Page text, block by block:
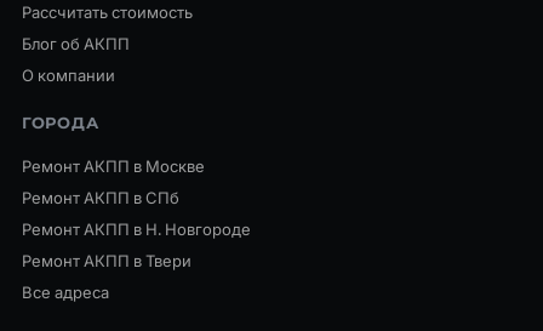
Рассчитать стоимость
Блог об АКПП
О компании
ГОРОДА
Ремонт АКПП в Москве
Ремонт АКПП в СПб
Ремонт АКПП в Н. Новгороде
Ремонт АКПП в Твери
Все адреса